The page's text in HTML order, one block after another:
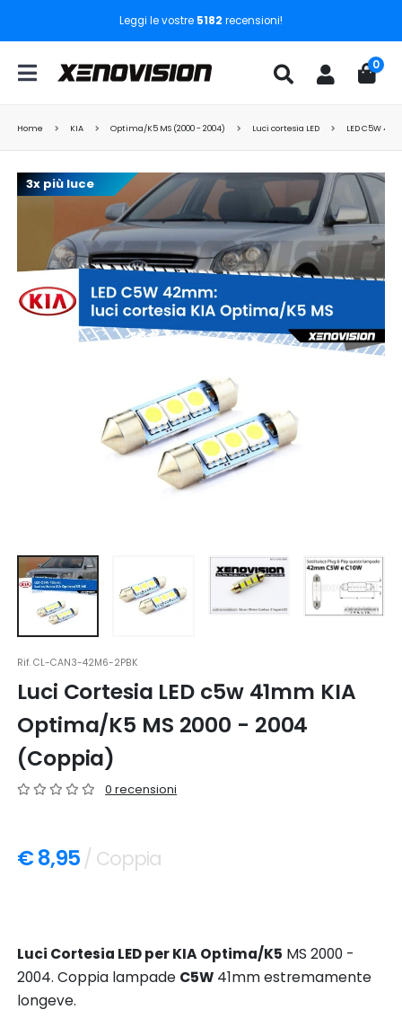
Leggi le vostre 5182 recensioni!
0
Home KIA Optima/K5 MS (2000 - 2004) Luci cortesia LED LED C5W
3x più luce
Rif.CL-CAN3-42M6-2PBK
Luci Cortesia LED c5w 41mm KIA
Optima/K5 MS 2000 - 2004
(Coppia)
0 recensioni
€ 8,95 / Coppia
Luci Cortesia LED per KIA Optima/K5 MS 2000 -
2004. Coppia lampade C5W 41mm estremamente
longeve.